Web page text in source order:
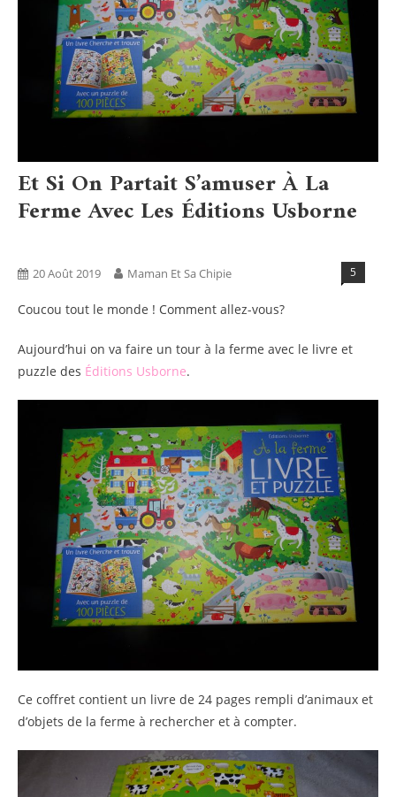
Et Si On Partait S’amuser À La
Ferme Avec Les Éditions Usborne
20 Août 2019 Maman Et Sa Chipie 5
Coucou tout le monde ! Comment allez-vous?
Aujourd’hui on va faire un tour à la ferme avec le livre et
puzzle des Éditions Usborne.
Ce coffret contient un livre de 24 pages rempli d’animaux et
d’objets de la ferme à rechercher et à compter.